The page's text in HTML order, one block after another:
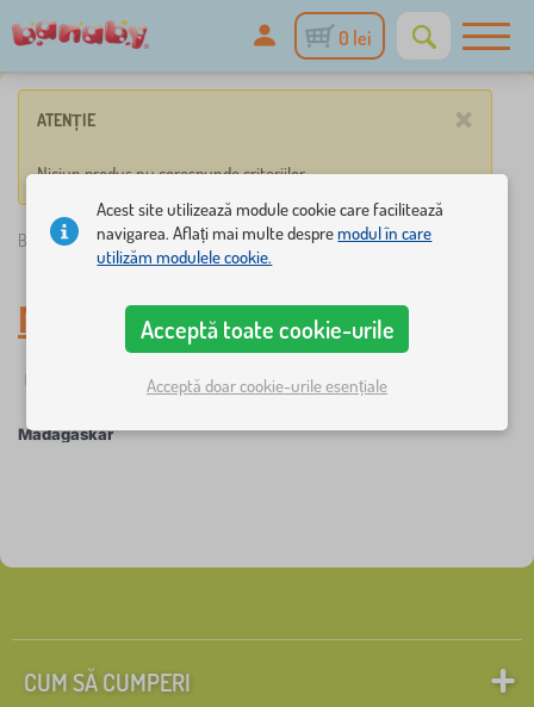
0 lei
×
ATENȚIE
Niciun produs nu corespunde criteriilor.
Banaby.ro »Madagaskar
Madagaskar
Filtrare Personaje de poveste
FILTRARE
Madagaskar
CUM SĂ CUMPERI
Acest site utilizează module cookie care facilitează
navigarea. Aflați mai multe despremodul în care
utilizăm modulele cookie.
Acceptă toate cookie-urile
Acceptă doar cookie-urile esențiale